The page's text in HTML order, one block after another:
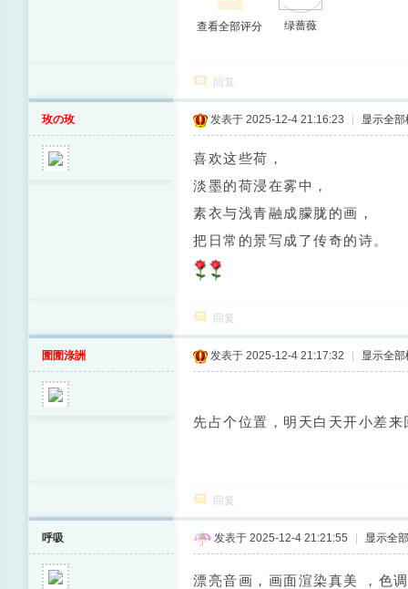
查看全部评分 绿蔷薇
回复
玫の玫 发表于 2025-12-4 21:16:23 显示全部
喜欢这些荷，
淡墨的荷浸在雾中，
素衣与浅青融成朦胧的画，
把日常的景写成了传奇的诗。
回复
圊圊淥詶 发表于 2025-12-4 21:17:32 显示全部
先占个位置，明天白天开小差来
回复
呼吸 发表于 2025-12-4 21:21:55 显示全
漂亮音画，画面渲染真美 ，色